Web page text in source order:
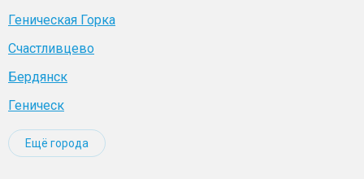
Геническая Горка
Счастливцево
Бердянск
Геническ
Ещё города